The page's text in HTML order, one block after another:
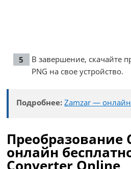
В завершение, скачайте
PNG на свое устройство.
Подробнее: Zamzar —
Преобразование
онлайн